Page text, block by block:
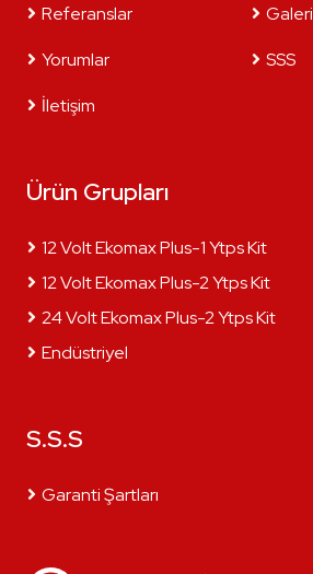
Referanslar
Galeri
Yorumlar
SSS
İletişim
Ürün Grupları
12 Volt Ekomax Plus-1 Ytps Kit
12 Volt Ekomax Plus-2 Ytps Kit
24 Volt Ekomax Plus-2 Ytps Kit
Endüstriyel
S.S.S
Garanti Şartları